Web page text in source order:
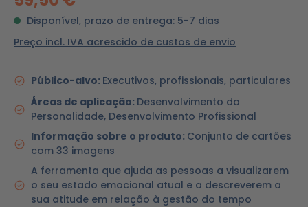
Disponível, prazo de entrega: 5-7 dias
Preço incl. IVA acrescido de custos de envio
Público-alvo: Executivos, profissionais, particulares
Áreas de aplicação: Desenvolvimento da
Personalidade, Desenvolvimento Profissional
Informação sobre o produto: Conjunto de cartões
com 33 imagens
A ferramenta que ajuda as pessoas a visualizarem
o seu estado emocional atual e a descreverem a
sua atitude em relação à gestão do tempo